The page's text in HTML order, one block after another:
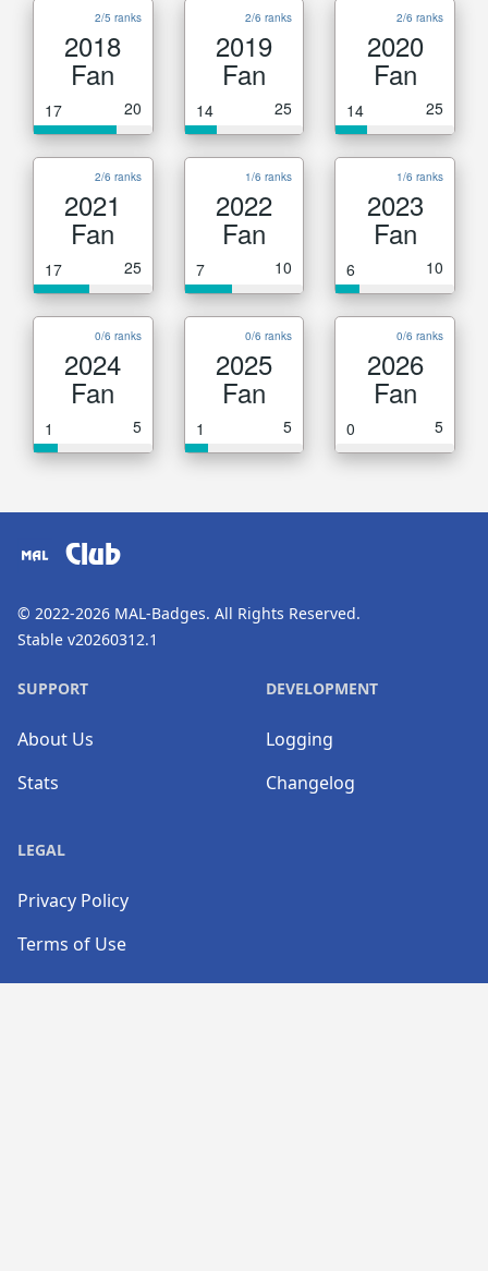
2/5 ranks
2018
Fan
17 20
2/6 ranks
2019
Fan
14 25
2/6 ranks
2020
Fan
14 25
2/6 ranks
2021
Fan
17 25
1/6 ranks
2022
Fan
7 10
1/6 ranks
2023
Fan
6 10
0/6 ranks
2024
Fan
1 5
0/6 ranks
2025
Fan
1 5
0/6 ranks
2026
Fan
0 5
Club
© 2022-2026 MAL-Badges. All Rights Reserved.
Stable v20260312.1
SUPPORT
About Us
Stats
DEVELOPMENT
Logging
Changelog
LEGAL
Privacy Policy
Terms of Use